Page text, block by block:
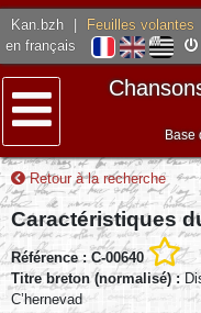
Kan.bzh Feuilles volantes
en français
Menu
Base
Retour à la recherche
Caractéristiques
Référence : C-00640
Titre breton (normalisé) :
C’hernevad